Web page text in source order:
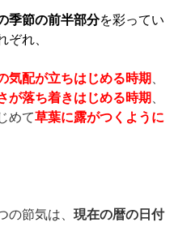
季節の前半部分を彩ってい
ぞれ、
気配が立ちはじめる時期
が落ち着きはじめる時期
めて草葉に露がつくように
の節気は、現在の暦の日付